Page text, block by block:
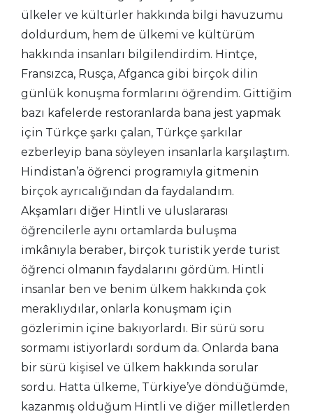
ülkeler ve kültürler hakkında bilgi havuzumu
doldurdum, hem de ülkemi ve kültürüm
hakkında insanları bilgilendirdim. Hintçe,
Fransızca, Rusça, Afganca gibi birçok dilin
günlük konuşma formlarını öğrendim. Gittiğim
bazı kafelerde restoranlarda bana jest yapmak
için Türkçe şarkı çalan, Türkçe şarkılar
ezberleyip bana söyleyen insanlarla karşılaştım.
Hindistan’a öğrenci programıyla gitmenin
birçok ayrıcalığından da faydalandım.
Akşamları diğer Hintli ve uluslararası
öğrencilerle aynı ortamlarda buluşma
imkânıyla beraber, birçok turistik yerde turist
öğrenci olmanın faydalarını gördüm. Hintli
insanlar ben ve benim ülkem hakkında çok
meraklıydılar, onlarla konuşmam için
gözlerimin içine bakıyorlardı. Bir sürü soru
sormamı istiyorlardı sordum da. Onlarda bana
bir sürü kişisel ve ülkem hakkında sorular
sordu. Hatta ülkeme, Türkiye’ye döndüğümde,
kazanmış olduğum Hintli ve diğer milletlerden